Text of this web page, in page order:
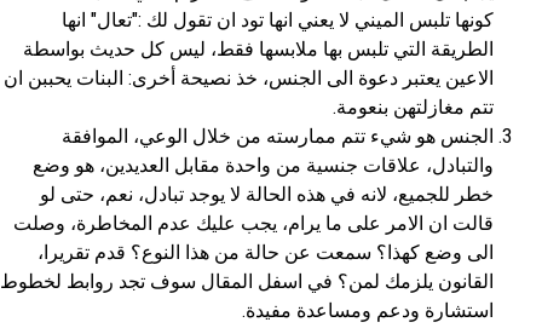
كونها تلبس الميني لا يعني انها تود ان تقول لك :"تعال" انها
الطريقة التي تلبس بها ملابسها فقط، ليس كل حديث بواسطة
الاعين يعتبر دعوة الى الجنس، خذ نصيحة أخرى: البنات يحببن ان
تتم مغازلتهن بنعومة.
الجنس هو شيء تتم ممارسته من خلال الوعي، الموافقة
والتبادل، علاقات جنسية من واحدة مقابل العديدين، هو وضع
خطر للجميع، لانه في هذه الحالة لا يوجد تبادل، نعم، حتى لو
قالت ان الامر على ما يرام، يجب عليك عدم المخاطرة، وصلت
الى وضع كهذا؟ سمعت عن حالة من هذا النوع؟ قدم تقريرا،
القانون يلزمك لمن؟ في اسفل المقال سوف تجد روابط لخطوط
استشارة ودعم ومساعدة مفيدة.